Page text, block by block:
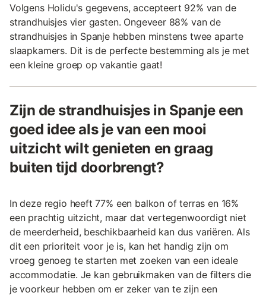
Volgens Holidu's gegevens, accepteert 92% van de
strandhuisjes vier gasten. Ongeveer 88% van de
strandhuisjes in Spanje hebben minstens twee aparte
slaapkamers. Dit is de perfecte bestemming als je met
een kleine groep op vakantie gaat!
Zijn de strandhuisjes in Spanje een
goed idee als je van een mooi
uitzicht wilt genieten en graag
buiten tijd doorbrengt?
In deze regio heeft 77% een balkon of terras en 16%
een prachtig uitzicht, maar dat vertegenwoordigt niet
de meerderheid, beschikbaarheid kan dus variëren. Als
dit een prioriteit voor je is, kan het handig zijn om
vroeg genoeg te starten met zoeken van een ideale
accommodatie. Je kan gebruikmaken van de filters die
je voorkeur hebben om er zeker van te zijn een